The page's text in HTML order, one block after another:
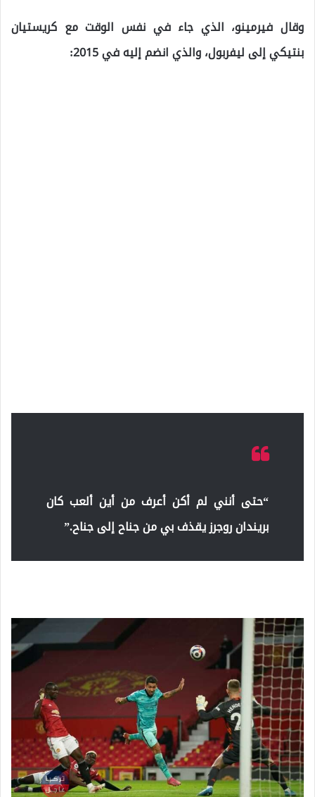
وقال فيرمينو، الذي جاء في نفس الوقت مع كريستيان
بنتيكي إلى ليفربول، والذي انضم إليه في 2015:
“حتى أنني لم أكن أعرف من أين ألعب كان
بريندان روجرز يقذف بي من جناح إلى جناح.”